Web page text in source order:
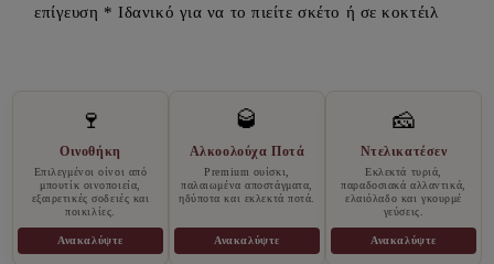
επίγευση * Ιδανικό για να το πιείτε σκέτο ή σε κοκτέιλ
🍷
Οινοθήκη
Επιλεγμένοι οίνοι από
μπουτίκ οινοποιεία,
εξαιρετικές σοδειές και
ποικιλίες.
Ανακαλύψτε
🥃
Αλκοολούχα Ποτά
Premium ουίσκι,
παλαιωμένα αποστάγματα,
ηδύποτα και εκλεκτά ποτά.
Ανακαλύψτε
🧀
Ντελικατέσεν
Εκλεκτά τυριά,
παραδοσιακά αλλαντικά,
ελαιόλαδο και γκουρμέ
γεύσεις.
Ανακαλύψτε